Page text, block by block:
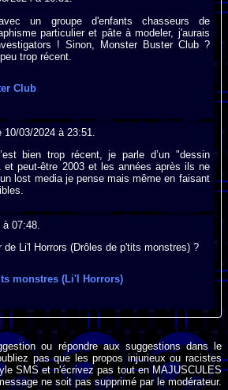
un groupe d'enfants chasseurs de
particulier et pâte à modeler, j'aurais
! Sinon, Monster Buster Club ?
trop récent.
Club
10/03/2024 à 23:51.
bien trop récent, je parle d’un "dessin
et peut-être 2003 et les années après ils ne
un lost media je pense mais même en faisant
07:48.
de Li'l Horrors (Drôles de p'tits monstres) ?
monstres (Li'l Horrors)
ou répondre aux suggestions dans le
pas que les propos injurieux ou racistes
SMS et n'écrivez pas tout en MAJUSCULES
ne soit pas supprimé par le modérateur.